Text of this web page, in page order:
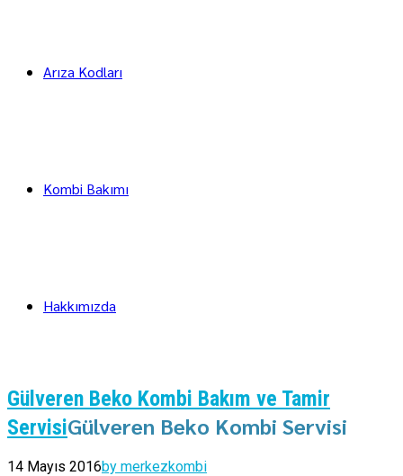
Arıza Kodları
Kombi Bakımı
Hakkımızda
Gülveren Beko Kombi Bakım ve Tamir
ServisiGülveren Beko Kombi Servisi
14 Mayıs 2016by merkezkombi